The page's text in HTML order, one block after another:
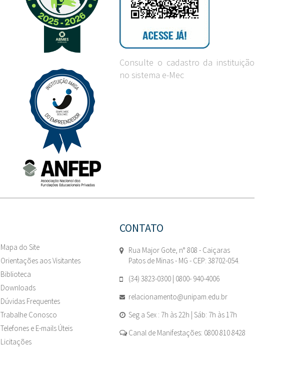
Consulte o cadastro da instituição
no sistema e-Mec
Mapa do Site
Orientações aos Visitantes
Biblioteca
Downloads
Dúvidas Frequentes
Trabalhe Conosco
Telefones e E-mails Úteis
Licitações
CONTATO
Rua Major Gote, n° 808 - Caiçaras
Patos de Minas - MG - CEP: 38702-054.
(34) 3823-0300 | 0800- 940-4006
relacionamento@unipam.edu.br
Seg a Sex : 7h às 22h | Sáb: 7h às 17h
Canal de Manifestações: 0800 810 8428